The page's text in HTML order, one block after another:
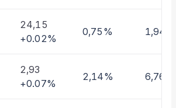
24,15
+0.02%
0,75% 1,94%
2,93
+0.07%
2,14% 6,76%